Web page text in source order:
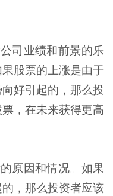
司业绩和前景的乐
股票的上涨是由于
好引起的，那么投
，在未来获得更高
原因和情况。如果
，那么投资者应该